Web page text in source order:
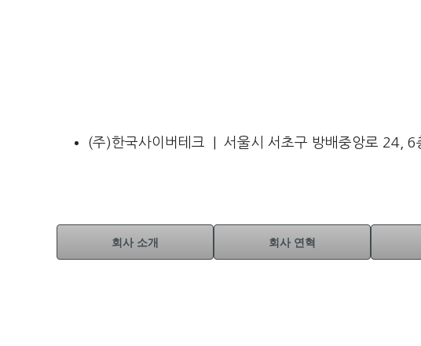
(주)한국사이버테크 | 서울시 서초구 방배중앙로 24,
회사 소개 회사 연혁